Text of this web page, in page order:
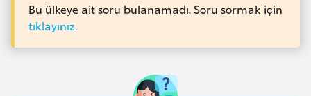
Bu ülkeye ait soru bulanamadı. Soru sormak için
tıklayınız.
i